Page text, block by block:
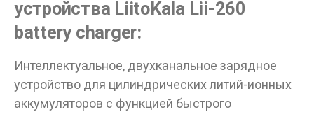
устройства LiitoKala Lii-260
battery charger:
Интеллектуальное, двухканальное зарядное
устройство для цилиндрических литий-ионных
аккумуляторов с функцией быстрого